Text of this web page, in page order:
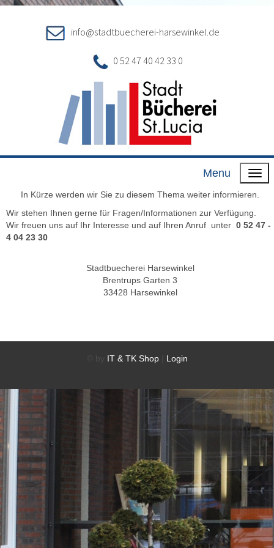
info@stadtbuecherei-harsewinkel.de
0 52 47 40 42 33 0
Menu
In Kürze werden wir Sie zu diesem Thema weiter informieren.
Wir stehen Ihnen gerne für Fragen/Informationen zur Verfügung.
Wir freuen uns auf Ihr Interesse und auf Ihren Anruf unter 0 52 47 -
4 04 23 30
Stadtbuecherei Harsewinkel
Brentrups Garten 3
33428 Harsewinkel
IT & TK Shop| Login